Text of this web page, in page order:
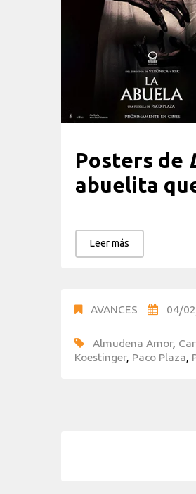
Posters de
abuelita
Leer más
AVANCES 04/
Almudena Amor,
Koestinger, Paco Plaza,